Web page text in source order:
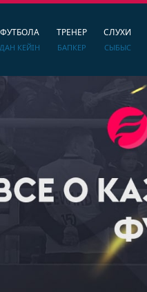
КЕЙІН
ТРЕНЕР
БАПКЕР
СЛУХИ
СЫБЫС